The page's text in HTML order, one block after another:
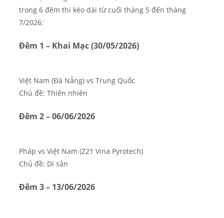
trong 6 đêm thi kéo dài từ cuối tháng 5 đến tháng
7/2026:
Đêm 1 – Khai Mạc (30/05/2026)
Việt Nam (Đà Nẵng) vs Trung Quốc
Chủ đề: Thiên nhiên
Đêm 2 – 06/06/2026
Pháp vs Việt Nam (Z21 Vina Pyrotech)
Chủ đề: Di sản
Đêm 3 – 13/06/2026